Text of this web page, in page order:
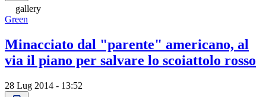
gallery
Green
Minacciato dal "parente" americano, al
via il piano per salvare lo scoiattolo rosso
28 Lug 2014 - 13:52